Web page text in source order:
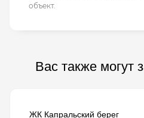
объект.
Вас также могут
ЖК Капральский берег